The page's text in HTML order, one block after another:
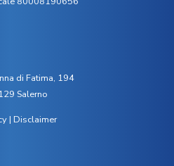
di Fatima, 194
Salerno
| Disclaimer